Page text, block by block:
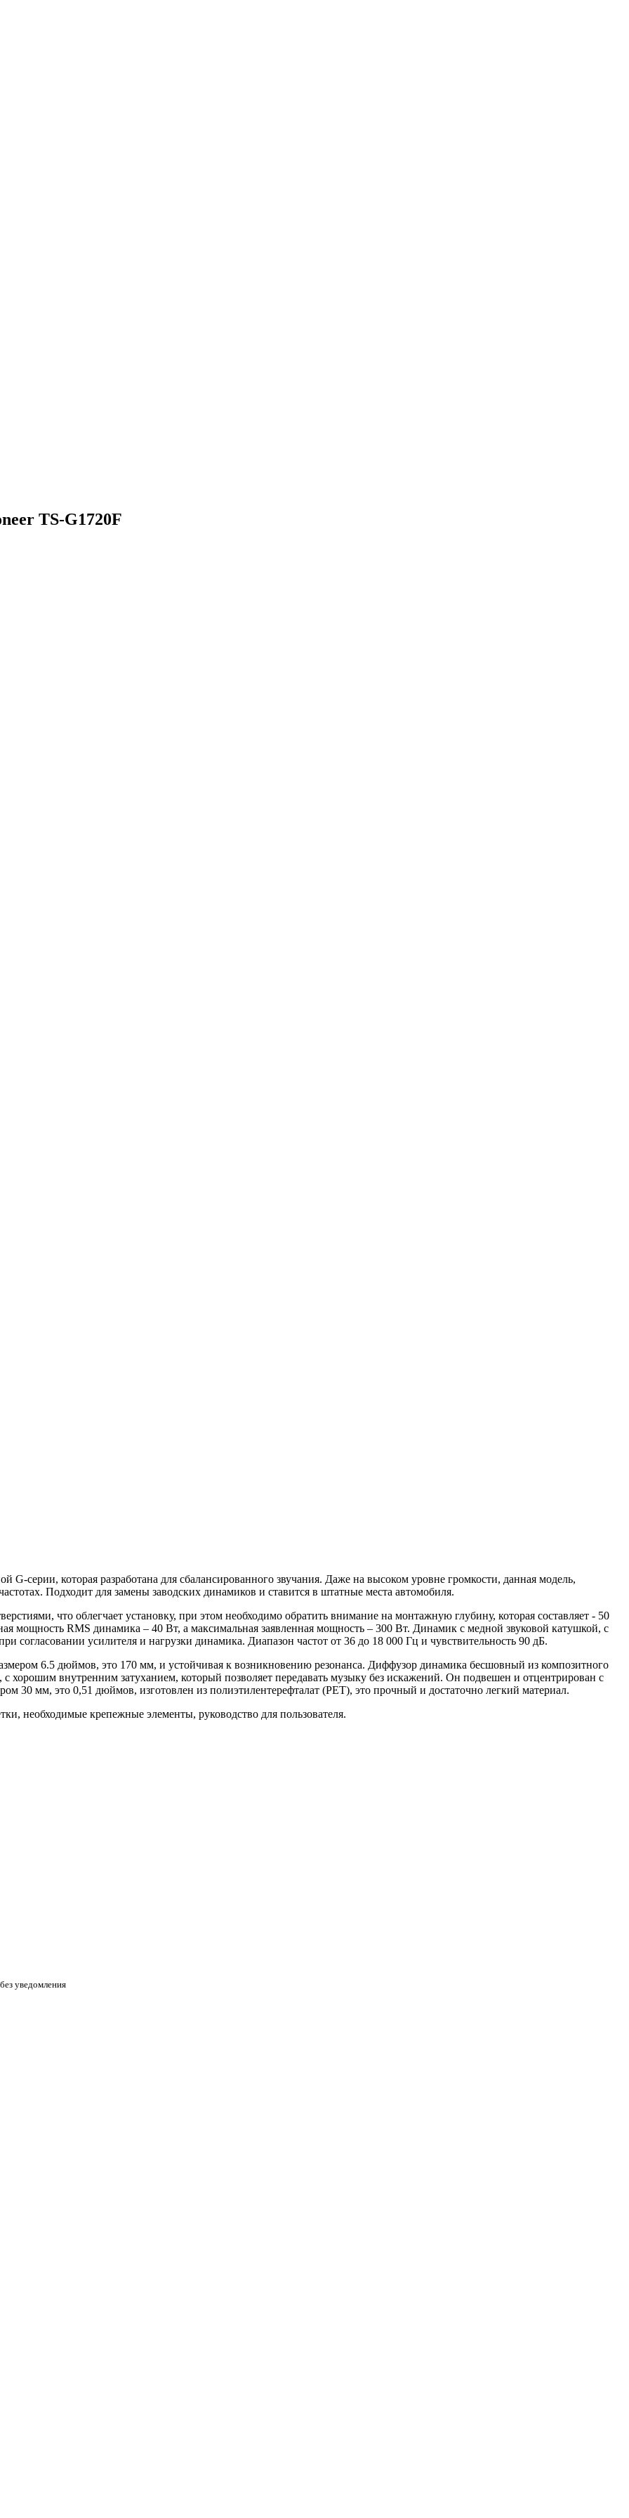
TS-G1720F
G-серии, которая разработана для сбалансированного звучания. Даже на высоком уровне громкости, данная модель,
Подходит для замены заводских динамиков и ставится в штатные места автомобиля.
что облегчает установку, при этом необходимо обратить внимание на монтажную глубину, которая составляет - 50
мощность RMS динамика – 40 Вт, а максимальная заявленная мощность – 300 Вт. Динамик с медной звуковой катушкой, с
согласовании усилителя и нагрузки динамика. Диапазон частот от 36 до 18 000 Гц и чувствительность 90 дБ.
6.5 дюймов, это 170 мм, и устойчивая к возникновению резонанса. Диффузор динамика бесшовный из композитного
с хорошим внутренним затуханием, который позволяет передавать музыку без искажений. Он подвешен и отцентрирован с
30 мм, это 0,51 дюймов, изготовлен из полиэтилентерефталат (PET), это прочный и достаточно легкий материал.
необходимые крепежные элементы, руководство для пользователя.
уведомления